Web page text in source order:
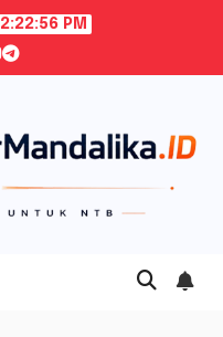
2:22:57 PM